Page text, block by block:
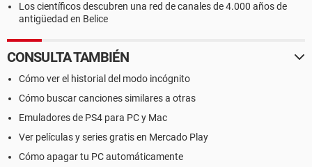
Los científicos descubren una red de canales de 4.000 años de
antigüedad en Belice
CONSULTA TAMBIÉN
Cómo ver el historial del modo incógnito
Cómo buscar canciones similares a otras
Emuladores de PS4 para PC y Mac
Ver películas y series gratis en Mercado Play
Cómo apagar tu PC automáticamente